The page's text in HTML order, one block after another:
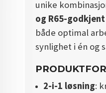
unike
og R65-
både optimal
synlighet i én og
2-i-1 løsning: